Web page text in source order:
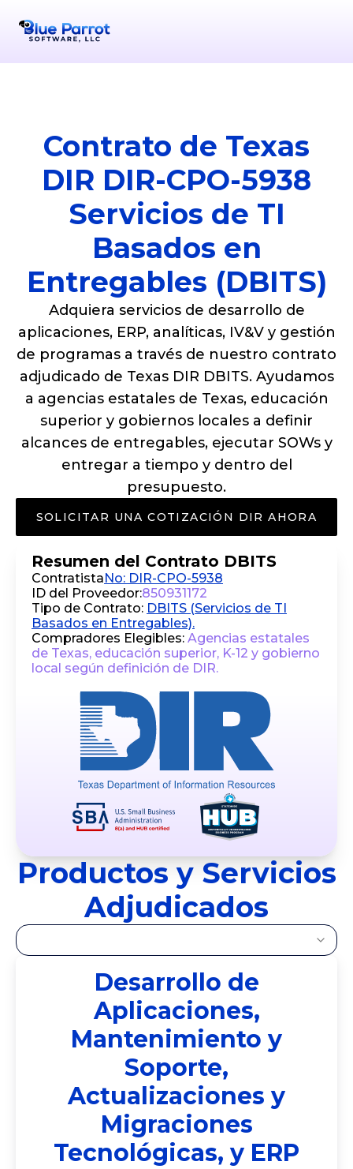
Contrato de Texas
DIR DIR-CPO-5938
Servicios de TI
Basados en
Entregables (DBITS)
Adquiera servicios de desarrollo de
aplicaciones, ERP, analíticas, IV&V y gestión
de programas a través de nuestro contrato
adjudicado de Texas DIR DBITS. Ayudamos
a agencias estatales de Texas, educación
superior y gobiernos locales a definir
alcances de entregables, ejecutar SOWs y
entregar a tiempo y dentro del
presupuesto.
SOLICITAR UNA COTIZACIÓN DIR AHORA
Resumen del Contrato DBITS
ContratistaNo: DIR-CPO-5938
ID del Proveedor:850931172
Tipo de Contrato: DBITS (Servicios de TI
Basados en Entregables).
Compradores Elegibles: Agencias estatales
de Texas, educación superior, K-12 y gobierno
local según definición de DIR.
Productos y Servicios
Adjudicados
Desarrollo de
Aplicaciones,
Mantenimiento y
Soporte,
Actualizaciones y
Migraciones
Tecnológicas, y ERP